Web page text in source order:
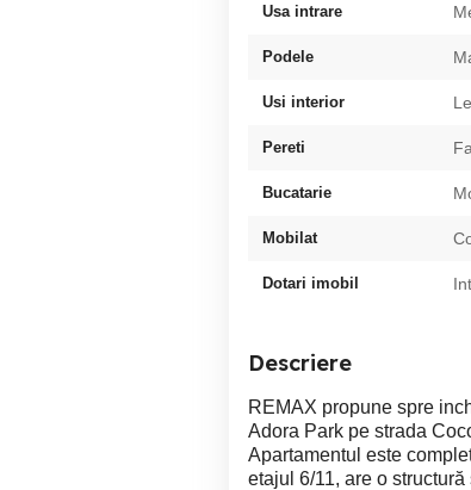
Usa intrare
Podele
Usi interior
Pereti
Bucatarie
Mobilat
Dotari imobil
Descriere
REMAX propune spre
Adora Park pe strada
Apartamentul este
etajul 6/11, are o